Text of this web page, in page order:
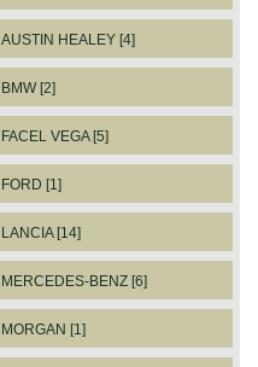
AUSTIN HEALEY [4]
BMW [2]
FACEL VEGA [5]
FORD [1]
LANCIA [14]
MERCEDES-BENZ [6]
MORGAN [1]